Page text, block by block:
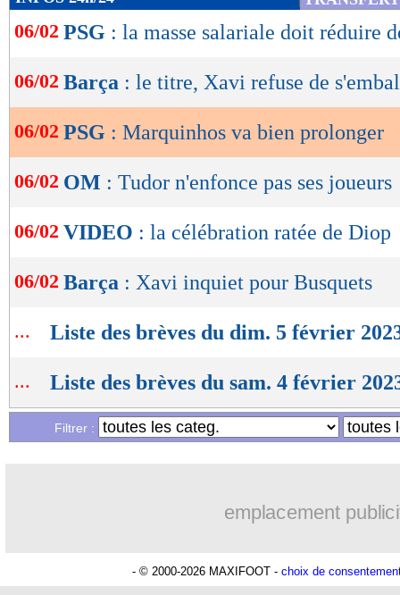
de
lecture
OK
06/02 PSG : la masse salariale doit réduire
06/02 Barça : le titre, Xavi refuse de
06/02 PSG : Marquinhos va bien prolonger
06/02 OM : Tudor n'enfonce pas ses joueurs
06/02 VIDEO : la célébration ratée de Diop
06/02 Barça : Xavi inquiet pour Busquets
... Liste des brèves du dim. 5 février
... Liste des brèves du sam. 4 février
Filtrer :
emplacement
- © 2000-2026 MAXIFOOT - choix de